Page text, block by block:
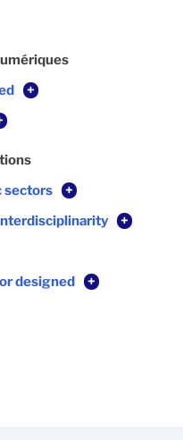
+
sectors
+
+
designed
+